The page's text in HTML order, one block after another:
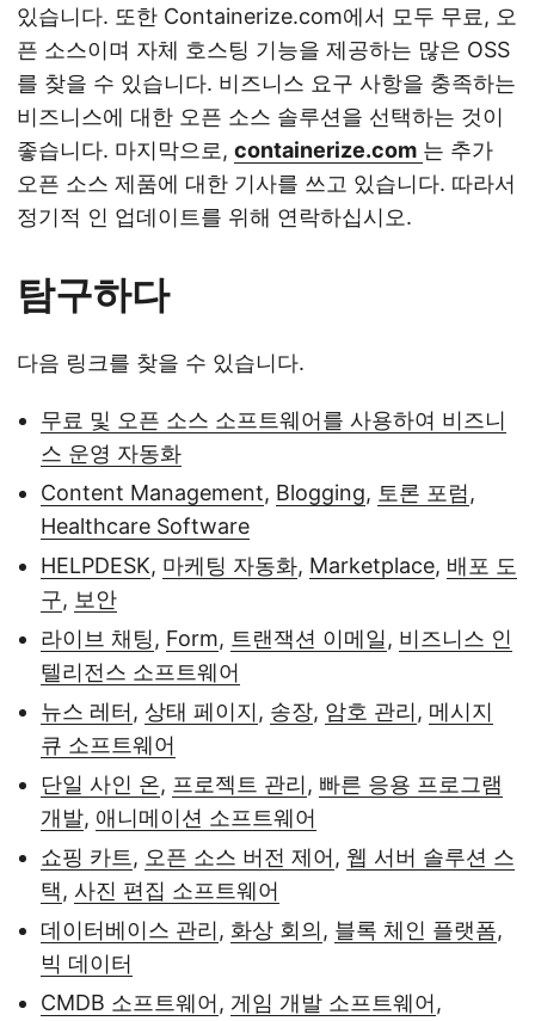
있습니다. 또한 Containerize.com에서 모두 무료, 오
픈 소스이며 자체 호스팅 기능을 제공하는 많은 OSS
를 찾을 수 있습니다. 비즈니스 요구 사항을 충족하는
비즈니스에 대한 오픈 소스 솔루션을 선택하는 것이
좋습니다. 마지막으로, containerize.com 는 추가
오픈 소스 제품에 대한 기사를 쓰고 있습니다. 따라서
정기적 인 업데이트를 위해 연락하십시오.
탐구하다
다음 링크를 찾을 수 있습니다.
무료 및 오픈 소스 소프트웨어를 사용하여 비즈니
스 운영 자동화
Content Management, Blogging, 토론 포럼,
Healthcare Software
HELPDESK, 마케팅 자동화, Marketplace, 배포 도
구, 보안
라이브 채팅, Form, 트랜잭션 이메일, 비즈니스 인
텔리전스 소프트웨어
뉴스 레터, 상태 페이지, 송장, 암호 관리, 메시지
큐 소프트웨어
단일 사인 온, 프로젝트 관리, 빠른 응용 프로그램
개발, 애니메이션 소프트웨어
쇼핑 카트 , 오픈 소스 버전 제어, 웹 서버 솔루션 스
택, 사진 편집 소프트웨어
데이터베이스 관리, 화상 회의, 블록 체인 플랫폼,
빅 데이터
CMDB 소프트웨어, 게임 개발 소프트웨어,